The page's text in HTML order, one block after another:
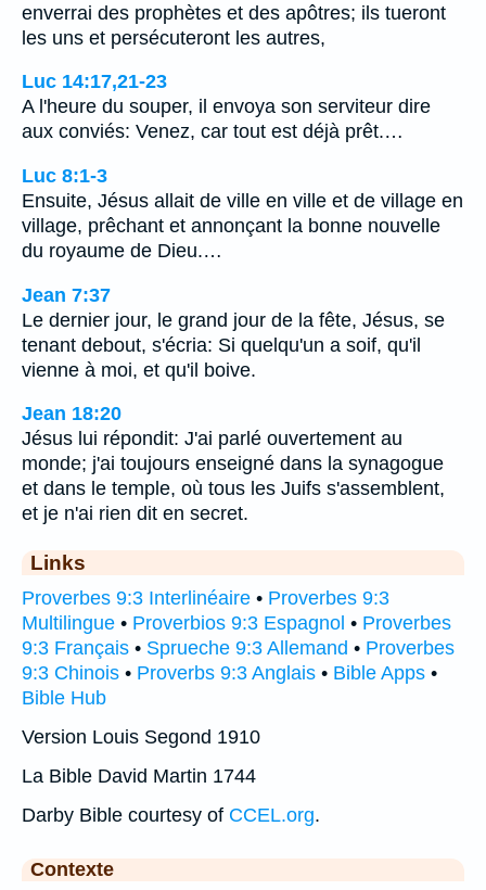
enverrai des prophètes et des apôtres; ils tueront
les uns et persécuteront les autres,
Luc 14:17,21-23
A l'heure du souper, il envoya son serviteur dire
aux conviés: Venez, car tout est déjà prêt.…
Luc 8:1-3
Ensuite, Jésus allait de ville en ville et de village en
village, prêchant et annonçant la bonne nouvelle
du royaume de Dieu.…
Jean 7:37
Le dernier jour, le grand jour de la fête, Jésus, se
tenant debout, s'écria: Si quelqu'un a soif, qu'il
vienne à moi, et qu'il boive.
Jean 18:20
Jésus lui répondit: J'ai parlé ouvertement au
monde; j'ai toujours enseigné dans la synagogue
et dans le temple, où tous les Juifs s'assemblent,
et je n'ai rien dit en secret.
Links
Proverbes 9:3 Interlinéaire • Proverbes 9:3
Multilingue • Proverbios 9:3 Espagnol • Proverbes
9:3 Français • Sprueche 9:3 Allemand • Proverbes
9:3 Chinois • Proverbs 9:3 Anglais • Bible Apps •
Bible Hub
Version Louis Segond 1910
La Bible David Martin 1744
Darby Bible courtesy of CCEL.org.
Contexte